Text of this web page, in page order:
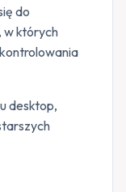
do
w których
desktop,